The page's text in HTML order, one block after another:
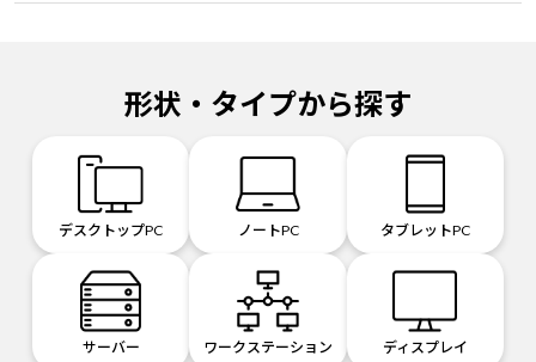
形状・タイプから探す
デスクトップPC ノートPC タブレットPC
サーバー ワークステーション ディスプレイ